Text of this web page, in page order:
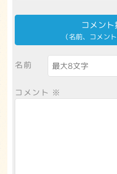
コメン
（名前、コメン
名前
コメント ※